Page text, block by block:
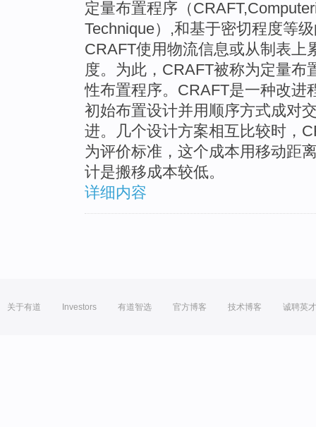
定量布置程序（
Technique）,和基于密切程度等
CRAFT使用物流信息或从制表上
度。为此，CRAFT被称为定量布
性布置程序。CRAFT是一种改进
初始布置设计并用顺序方式成对
进。几个设计方案相互比较时，
为评价标准，这个成本用移动距
计是搬移成本较低。
详细内容
关于有道 Investors 有道智选 官方博客 技术博客 诚聘英才